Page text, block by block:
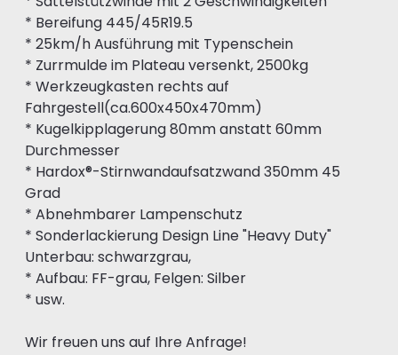
* Bereifung 445/45R19.5
* 25km/h Ausführung mit Typenschein
* Zurrmulde im Plateau versenkt, 2500kg
* Werkzeugkasten rechts auf
Fahrgestell(ca.600x450x470mm)
* Kugelkipplagerung 80mm anstatt 60mm
Durchmesser
* Hardox®-Stirnwandaufsatzwand 350mm 45
Grad
* Abnehmbarer Lampenschutz
* Sonderlackierung Design Line "Heavy Duty"
Unterbau: schwarzgrau,
* Aufbau: FF-grau, Felgen: Silber
* usw.
Wir freuen uns auf Ihre Anfrage!